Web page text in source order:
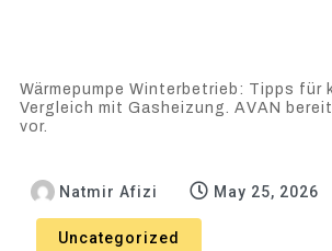
Wärmepumpe Winterbetrieb: Tipps für
Vergleich mit Gasheizung. AVAN
vor.
Natmir Afizi May 25, 2026
Uncategorized